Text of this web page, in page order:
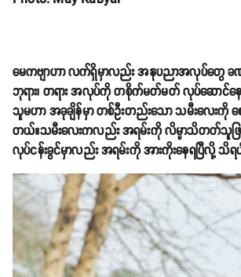
မေကဗျာဟာ လက်ရှိမှာလည်း အနုပညာအလုပ်တွေ ခဏ
ဘုရား၊ တရား အလုပ်ကို တစိုက်မတ်မတ် လုပ်ဆောင်န
သူမဟာ အခုချိန်မှာ တစ်ဦးတည်းသော သမီးလေးကို စေ
တယ်။သမီးလေးကလည်း အရမ်းကို လိမ္မာသိတတ်သူဖြ
လုပ်ငန်းခွင်မှာလည်း အရမ်းကို အားကိုးနေရပြီလို့ သိရ